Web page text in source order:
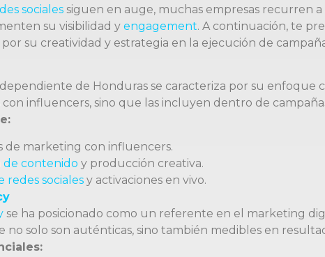
sociales siguen en auge, muchas empresas recurren
su visibilidad y engagement. A continuación, te
su creatividad y estrategia en la ejecución de
de Honduras se caracteriza por su enfoque
con influencers, sino que las incluyen dentro de
de marketing con influencers.
de contenido y producción creativa.
redes sociales y activaciones en vivo.
se ha posicionado como un referente en el marketing
no solo son auténticas, sino también medibles en